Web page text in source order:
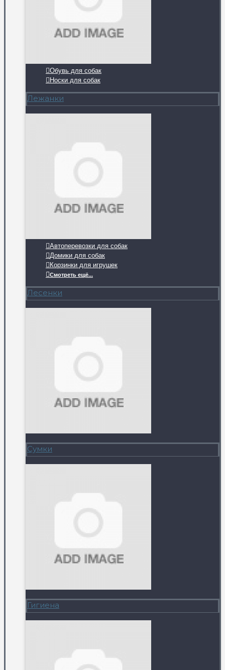
Обувь для собак
Носки для собак
Лежанки
Автоперевозки для собак
Домики для собак
Корзинки для игрушек
Смотреть ещё...
Лесенки
Сумки
Гигиена